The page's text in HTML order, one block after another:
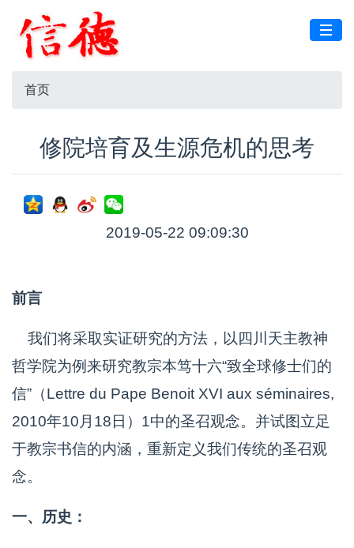
首页
修院培育及生源危机的思考
2019-05-22 09:09:30
前言
我们将采取实证研究的方法，以四川天主教神
哲学院为例来研究教宗本笃十六“致全球修士们的
信”（Lettre du Pape Benoit XVI aux séminaires,
2010年10月18日）1中的圣召观念。并试图立足
于教宗书信的内涵，重新定义我们传统的圣召观
念。
一、历史：